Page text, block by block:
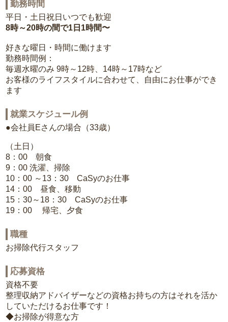
勤務時間
平日・土日祝日いつでも歓迎
8時～20時の間で1日1時間〜
好きな曜日・時間に働けます
勤務時間例：
毎週水曜のみ 9時～12時、14時～17時など
お客様のライフスタイルに合わせて、自由にお仕事ができ
ます
就業スケジュール例
●会社員Eさんの場合（33歳）
（土日）
8：00 朝食
9：00 洗濯、掃除
10：00 ～13：30 CaSyのお仕事
14：00 昼食、移動
15：30～18：30 CaSyのお仕事
19：00 帰宅、夕食
職種
お掃除代行スタッフ
応募資格
資格不要
整理収納アドバイザーなどの資格お持ちの方はそれを活か
していただけるお仕事です！
◆お掃除が得意な方